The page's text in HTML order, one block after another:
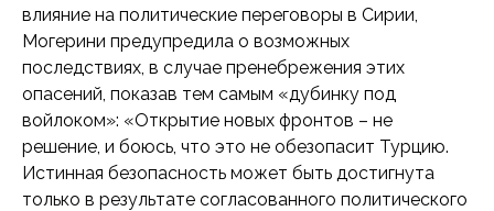
влияние на политические переговоры в Сирии,
Могерини предупредила о возможных
последствиях, в случае пренебрежения этих
опасений, показав тем самым «дубинку под
войлоком»: «Открытие новых фронтов – не
решение, и боюсь, что это не обезопасит Турцию.
Истинная безопасность может быть достигнута
только в результате согласованного политического